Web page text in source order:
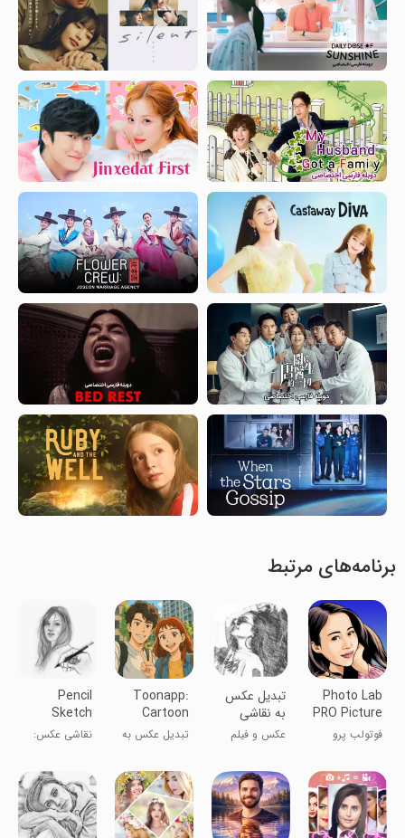
برنامه‌های مرتبط
Photo Lab
PRO Picture
Editor
فوتولب پرو
تبدیل عکس
به نقاشی
عکس و فیلم
Toonapp:
Cartoon
Photo
Editor
تبدیل عکس به
Pencil
Sketch
Photo
Editor
نقاشی عکس: